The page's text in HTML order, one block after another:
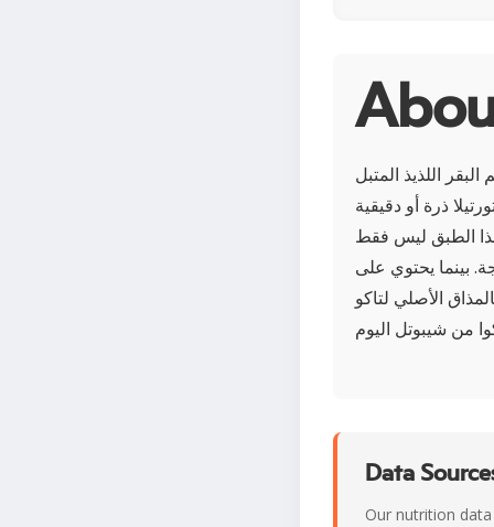
اللذيذ المتبل
ذرة أو دقيقية
هذا الطبق ليس فقط
بينما يحتوي على
الأصلي لتاكو
Data
Our nutrition